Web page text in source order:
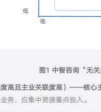
图1 中智咨询“无
高且主业关联度高）——核心
务，应集中资源重点投入。